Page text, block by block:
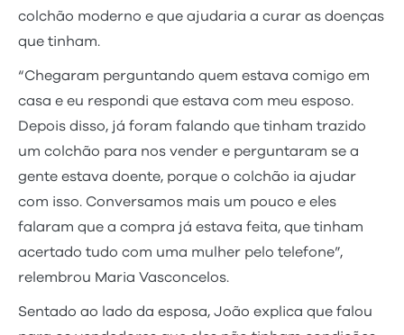
colchão moderno e que ajudaria a curar as doenças
que tinham.
“Chegaram perguntando quem estava comigo em
casa e eu respondi que estava com meu esposo.
Depois disso, já foram falando que tinham trazido
um colchão para nos vender e perguntaram se a
gente estava doente, porque o colchão ia ajudar
com isso. Conversamos mais um pouco e eles
falaram que a compra já estava feita, que tinham
acertado tudo com uma mulher pelo telefone”,
relembrou Maria Vasconcelos.
Sentado ao lado da esposa, João explica que falou